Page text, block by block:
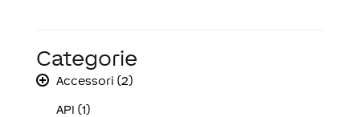
Categorie
Accessori (2)
API (1)